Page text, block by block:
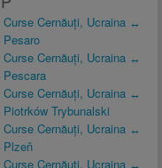
Curse Cernăuți, Ucraina ↔
Pesaro
Curse Cernăuți, Ucraina ↔
Pescara
Curse Cernăuți, Ucraina ↔
Piotrków Trybunalski
Curse Cernăuți, Ucraina ↔
Plzeň
Curse Cernăuți, Ucraina ↔